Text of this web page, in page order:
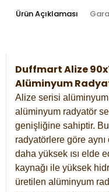
Ürün Açıklaması
Duffmart Alize
Alüminyum
Alize serisi
alüminyum radyatör
genişliğine sahiptir.
radyatörlere göre
daha yüksek ısı elde
kaynağı ile yüksek
üretilen alüminyum